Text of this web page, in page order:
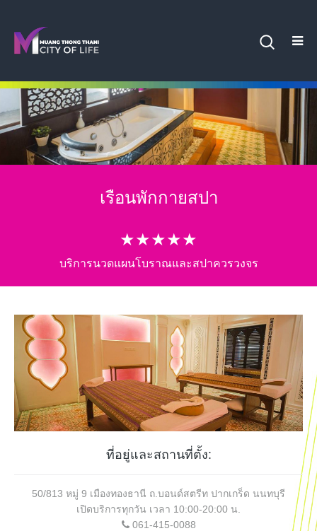
เรือนพักกายสปา
★★★★★
บริการนวดแผนโบราณและสปาควรวงจร
ที่อยู่และสถานที่ตั้ง:
50/813 หมู่ 9 เมืองทองธานี ถ.บอนด์สตรีท ปากเกร็ด นนทบุรี
เปิดบริการทุกวัน เวลา 10:00-20:00 น.
061-415-0088